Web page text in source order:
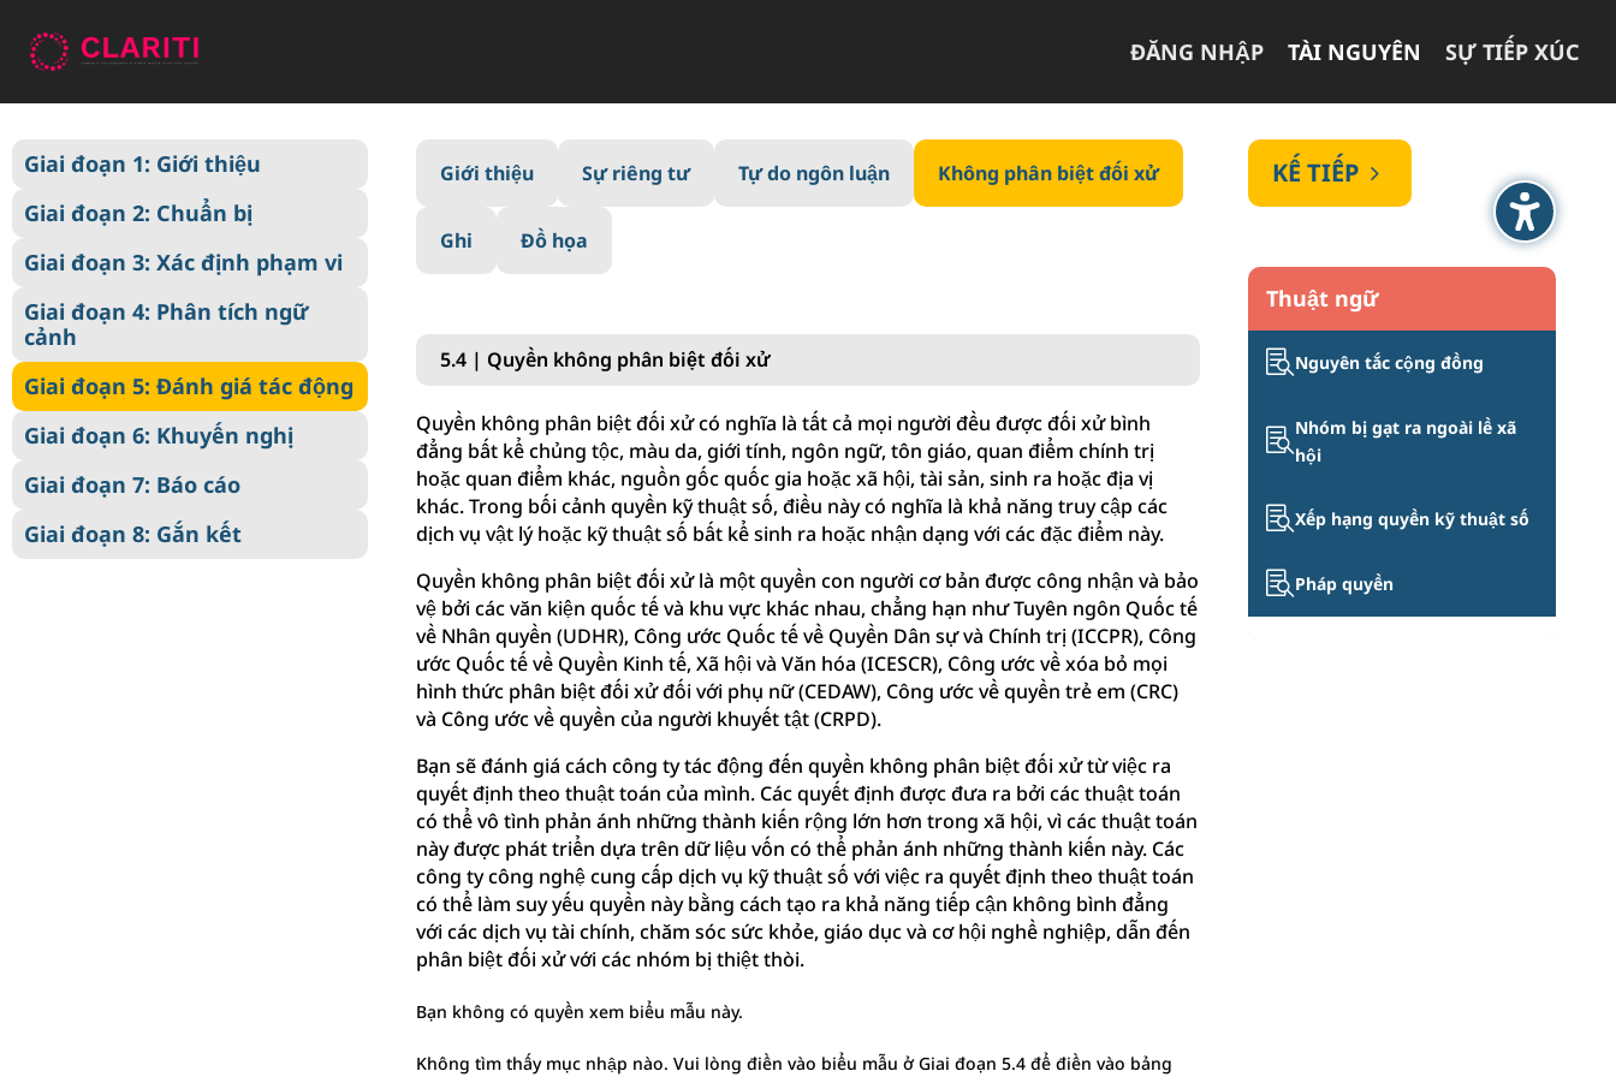
ĐĂNG NHẬP TÀI NGUYÊN SỰ TIẾP XÚC
Giai đoạn 1: Giới thiệu
Giai đoạn 2: Chuẩn bị
Giai đoạn 3: Xác định phạm vi
Giai đoạn 4: Phân tích ngữ
cảnh
Giai đoạn 5: Đánh giá tác động
Giai đoạn 6: Khuyến nghị
Giai đoạn 7: Báo cáo
Giai đoạn 8: Gắn kết
Giai đoạn 2: Chuẩn bị
Giai đoạn 3: Xác định phạm vi
Giai đoạn 4: Phân tích ngữ
cảnh
Giai đoạn 5: Đánh giá tác động
Giai đoạn 6: Khuyến nghị
Giai đoạn 7: Báo cáo
Giai đoạn 8: Gắn kết
Giới thiệu Sự riêng tư Tự do ngôn luận Không phân biệt đối xử
Ghi Đồ họa
5.4 | Quyền không phân biệt đối xử
Quyền không phân biệt đối xử có nghĩa là tất cả mọi người đều được đối xử bình
đẳng bất kể chủng tộc, màu da, giới tính, ngôn ngữ, tôn giáo, quan điểm chính trị
hoặc quan điểm khác, nguồn gốc quốc gia hoặc xã hội, tài sản, sinh ra hoặc địa vị
khác. Trong bối cảnh quyền kỹ thuật số, điều này có nghĩa là khả năng truy cập các
dịch vụ vật lý hoặc kỹ thuật số bất kể sinh ra hoặc nhận dạng với các đặc điểm này.
Quyền không phân biệt đối xử là một quyền con người cơ bản được công nhận và bảo
vệ bởi các văn kiện quốc tế và khu vực khác nhau, chẳng hạn như Tuyên ngôn Quốc tế
về Nhân quyền (UDHR), Công ước Quốc tế về Quyền Dân sự và Chính trị (ICCPR), Công
ước Quốc tế về Quyền Kinh tế, Xã hội và Văn hóa (ICESCR), Công ước về xóa bỏ mọi
hình thức phân biệt đối xử đối với phụ nữ (CEDAW), Công ước về quyền trẻ em (CRC)
và Công ước về quyền của người khuyết tật (CRPD).
Bạn sẽ đánh giá cách công ty tác động đến quyền không phân biệt đối xử từ việc ra
quyết định theo thuật toán của mình. Các quyết định được đưa ra bởi các thuật toán
có thể vô tình phản ánh những thành kiến rộng lớn hơn trong xã hội, vì các thuật toán
này được phát triển dựa trên dữ liệu vốn có thể phản ánh những thành kiến này. Các
công ty công nghệ cung cấp dịch vụ kỹ thuật số với việc ra quyết định theo thuật toán
có thể làm suy yếu quyền này bằng cách tạo ra khả năng tiếp cận không bình đẳng
với các dịch vụ tài chính, chăm sóc sức khỏe, giáo dục và cơ hội nghề nghiệp, dẫn đến
phân biệt đối xử với các nhóm bị thiệt thòi.
Bạn không có quyền xem biểu mẫu này.
Không tìm thấy mục nhập nào. Vui lòng điền vào biểu mẫu ở Giai đoạn 5.4 để điền vào bảng
5
KẾ TIẾP
Thuật ngữ
 Nguyên tắc cộng đồng
 Nhóm bị gạt ra ngoài lề xã
hội
Xếp hạng quyền kỹ thuật số
 Pháp quyền